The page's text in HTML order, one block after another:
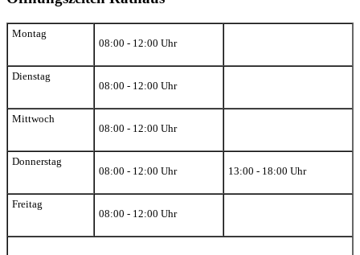
Montag
08:00 - 12:00 Uhr
Dienstag
08:00 - 12:00 Uhr
Mittwoch
08:00 - 12:00 Uhr
Donnerstag
08:00 - 12:00 Uhr
13:00 - 18:00 Uhr
Freitag
08:00 - 12:00 Uhr